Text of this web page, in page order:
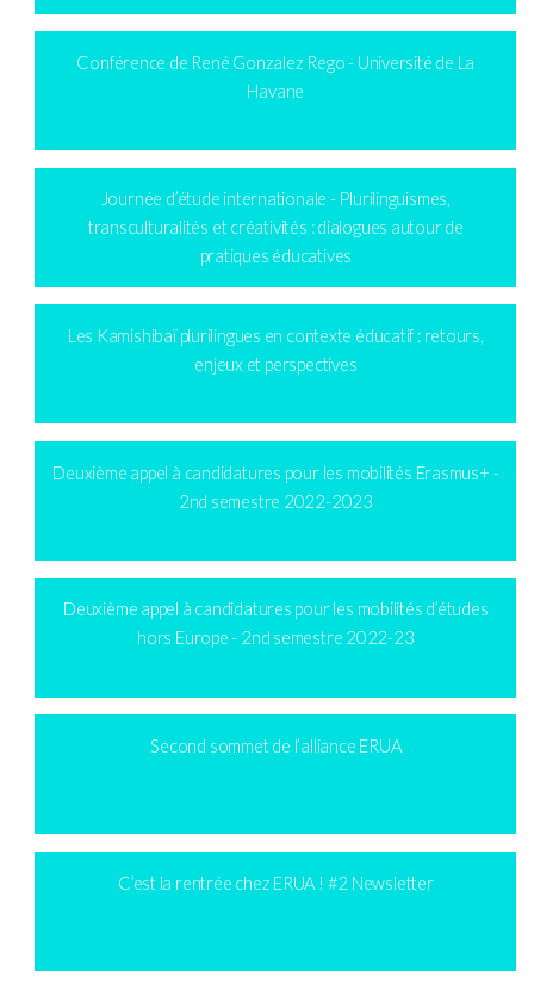
Conférence de René Gonzalez Rego - Université de La
Havane
Journée d’étude internationale - Plurilinguismes,
transculturalités et créativités : dialogues autour de
pratiques éducatives
Les Kamishibaï plurilingues en contexte éducatif : retours,
enjeux et perspectives
Deuxième appel à candidatures pour les mobilités Erasmus+ -
2nd semestre 2022-2023
Deuxième appel à candidatures pour les mobilités d’études
hors Europe - 2nd semestre 2022-23
Second sommet de l’alliance ERUA
C’est la rentrée chez ERUA ! #2 Newsletter